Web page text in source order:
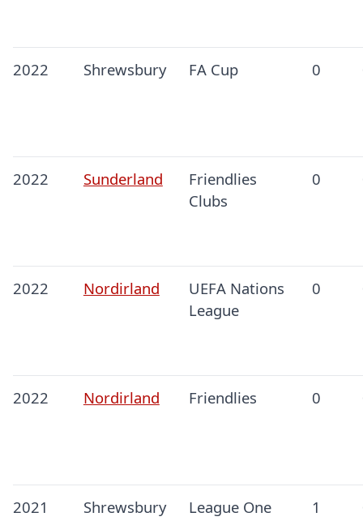
2022 Shrewsbury FA Cup 0
2022 Sunderland
Friendlies
Clubs
0
2022 Nordirland
UEFA Nations
League
0
2022 Nordirland Friendlies 0
2021 Shrewsbury League One 1